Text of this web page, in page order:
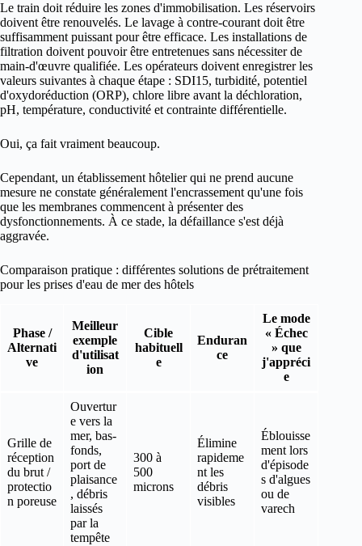
Le train doit réduire les zones d'immobilisation. Les réservoirs
doivent être renouvelés. Le lavage à contre-courant doit être
suffisamment puissant pour être efficace. Les installations de
filtration doivent pouvoir être entretenues sans nécessiter de
main-d'œuvre qualifiée. Les opérateurs doivent enregistrer les
valeurs suivantes à chaque étape : SDI15, turbidité, potentiel
d'oxydoréduction (ORP), chlore libre avant la déchloration,
pH, température, conductivité et contrainte différentielle.
Oui, ça fait vraiment beaucoup.
Cependant, un établissement hôtelier qui ne prend aucune
mesure ne constate généralement l'encrassement qu'une fois
que les membranes commencent à présenter des
dysfonctionnements. À ce stade, la défaillance s'est déjà
aggravée.
Comparaison pratique : différentes solutions de prétraitement
pour les prises d'eau de mer des hôtels
Phase /
Alternati
ve
Meilleur
exemple
d'utilisat
ion
Cible
habituell
e
Enduran
ce
Le mode
« Échec
» que
j'appréci
e
Grille de
réception
du brut /
protectio
n poreuse
Ouvertur
e vers la
mer, bas-
fonds,
port de
plaisance
, débris
laissés
par la
tempête
300 à
500
microns
Élimine
rapideme
nt les
débris
visibles
Éblouisse
ment lors
d'épisode
s d'algues
ou de
varech